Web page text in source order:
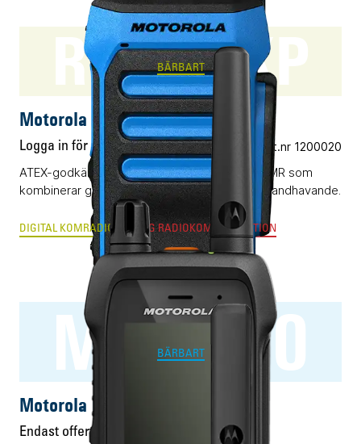
R7Ex NKP
BÄRBART
Motorola R7Ex NKP
Logga in för pris Vårt art.nr 1200020
ATEX-godkänd digital komradio baserad på DMR som
kombinerar grym radioprestanda och enkelt handhavande.
DIGITAL KOMRADIOANALOG RADIOKOMMUNIKATION
MXP660
BÄRBART
Motorola MXP660
Endast offert